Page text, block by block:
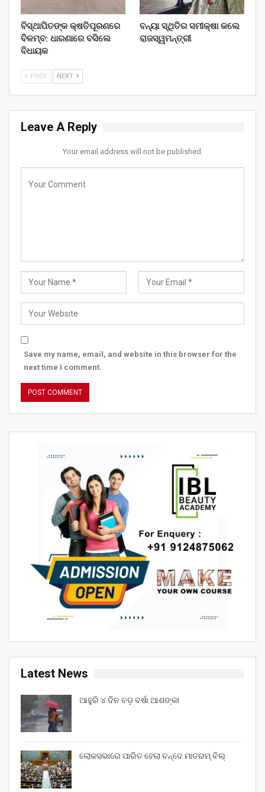
ବିସ୍ଥାପିତଙ୍କ କ୍ଷତିପୂରଣରେ
ବିଳମ୍ବ: ଧାରଣାରେ ବସିଲେ
ବିଧାୟକ
ବନ୍ୟା ସ୍ଥିତିର ସମୀକ୍ଷା କଲେ
ରାଜସ୍ୱମନ୍ତ୍ରୀ
PREV NEXT
Leave A Reply
Your email address will not be published.
Save my name, email, and website in this browser for the
next time I comment.
Latest News
ଆହୁରି ୪ ଦିନ ବଡ଼ ବର୍ଷା ଆଶଙ୍କା
ଲୋକସଭାରେ ପାରିତ ହେଲା ବନ୍ଦେ ମାତରମ୍‌ ବିଲ୍‌